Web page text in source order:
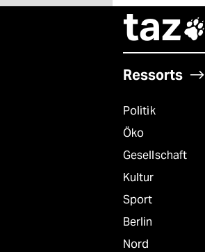
taz
Ressorts
Politik
Öko
Gesellschaft
Kultur
Sport
Berlin
Nord